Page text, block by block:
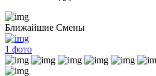
Ближайшие Смены
1 фото